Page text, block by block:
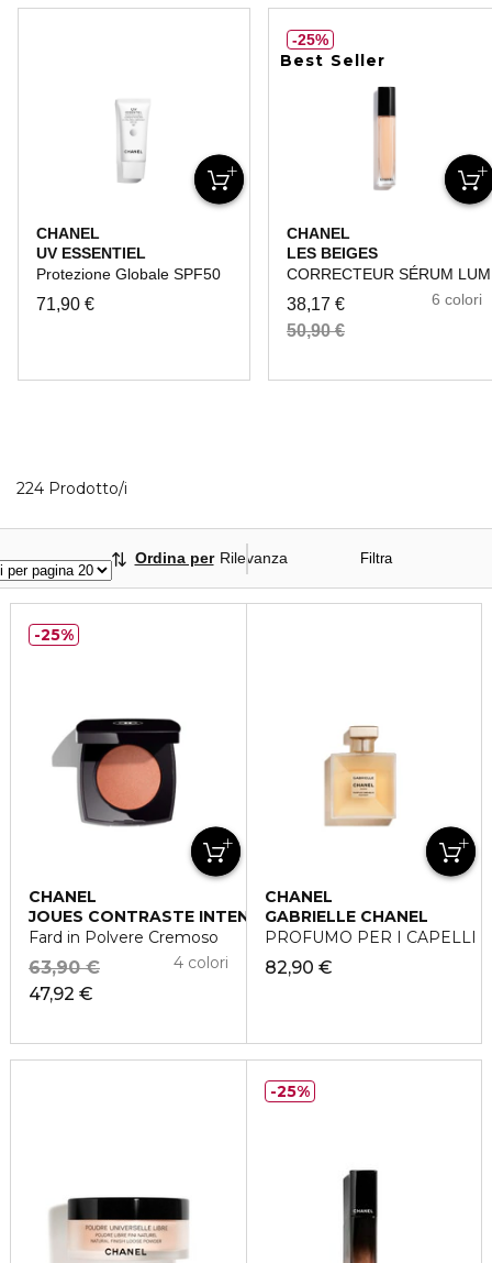
CHANEL
UV ESSENTIEL
Protezione Globale SPF50
71,90 €
Best Seller
CHANEL
LES BEIGES
CORRECTEUR SÉRUM
38,17 €
50,90 €
6 colori
25%
224 Prodotto/i
Filtra
Ordina per Rilevanza
CHANEL
JOUES CONTRASTE INTENSE
Fard in Polvere Cremoso
47,92 €
63,90 € 4 colori
25%
CHANEL
GABRIELLE CHANEL
PROFUMO PER I CAPELLI
82,90 €
25%